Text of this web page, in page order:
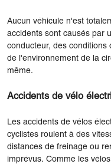
Aucun véhicule n'est
accidents sont causés par
conducteur, des conditions
de l'environnement de la
même.
Accidents de vélo
Les accidents de vélos
cyclistes roulent à des
distances de freinage ou
imprévus. Comme les